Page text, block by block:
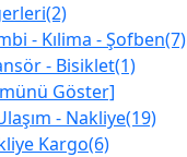
- Kılima - Şofben(7)
- Bisiklet(1)
Göster]
- Nakliye(19)
Kargo(6)